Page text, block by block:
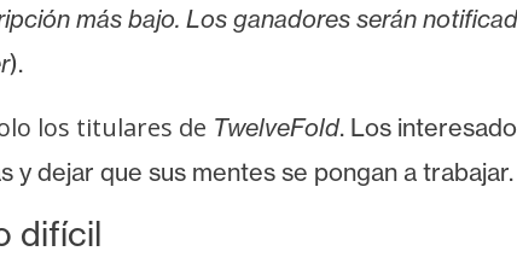
más bajo. Los ganadores serán
).
los titulares de TwelveFold. Los
y dejar que sus mentes se pongan a trabajar.
difícil